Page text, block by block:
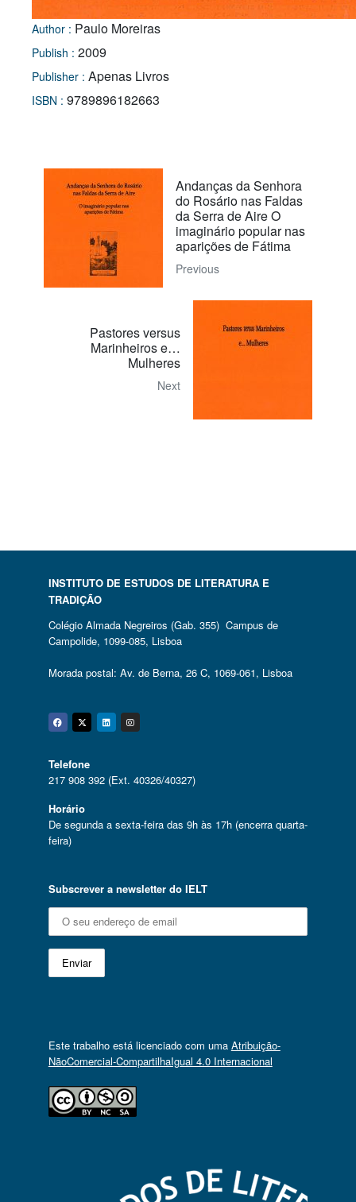
Author : Paulo Moreiras
Publish : 2009
Publisher : Apenas Livros
ISBN : 9789896182663
Andanças da Senhora
do Rosário nas Faldas
da Serra de Aire O
imaginário popular nas
aparições de Fátima
Previous
Pastores versus
Marinheiros e…
Mulheres
Next
INSTITUTO DE ESTUDOS DE LITERATURA E
TRADIÇÃO
Colégio Almada Negreiros (Gab. 355) Campus de
Campolide, 1099-085, Lisboa
Morada postal: Av. de Berna, 26 C, 1069-061, Lisboa
Facebook
Twitter
Linkedin
Instagram
Telefone
217 908 392 (Ext. 40326/40327)
Horário
De segunda a sexta-feira das 9h às 17h (encerra quarta-
feira)
Subscrever a newsletter do IELT
Este trabalho está licenciado com uma Atribuição-
NãoComercial-CompartilhaIgual 4.0 Internacional